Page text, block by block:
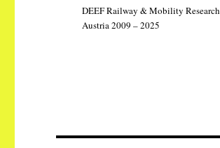
DEEF Railway & Mobility Research
Austria 2009 – 2025